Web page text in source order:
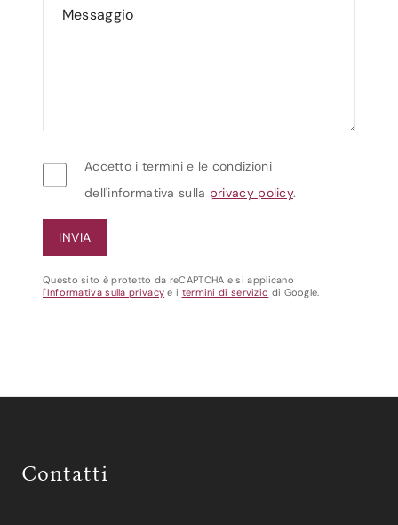
Accetto i termini e le condizioni
dell'informativa sulla privacy policy.
Questo sito è protetto da reCAPTCHA e si applicano
l'Informativa sulla privacy e i termini di servizio di Google.
Contatti